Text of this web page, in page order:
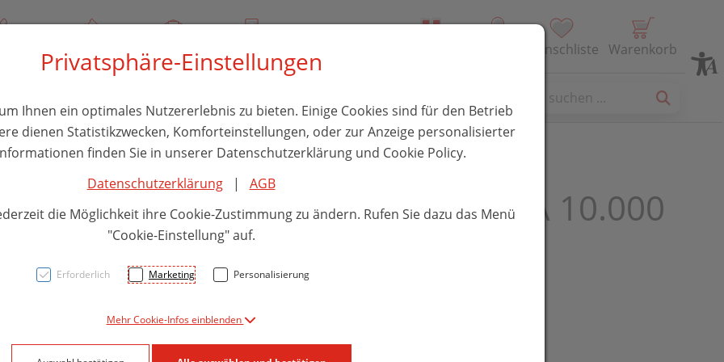
Über uns Rezept-Anfrage Service Wunschliste Warenkorb
Vitabay Vitamin A 10.000
Privatsphäre-Einstellungen
Ihnen ein optimales Nutzererlebnis zu bieten. Einige Cookies sind für den Betrieb
dienen Statistikzwecken, Komforteinstellungen, oder zur Anzeige personalisierter
finden Sie in unserer Datenschutzerklärung und Cookie Policy.
Datenschutzerklärung| AGB
die Möglichkeit ihre Cookie-Zustimmung zu ändern. Rufen Sie dazu das Menü
"Cookie-Einstellung" auf.
Erforderlich Marketing Personalisierung
Mehr Cookie-Infos einblenden